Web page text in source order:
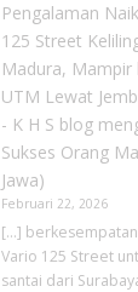
Pengalaman
125 Street
Madura, Mampir
UTM Lewat
- K H S blog
Sukses Orang
Jawa)
Februari 22, 2026
[…]
Vario 125 Street
santai dari